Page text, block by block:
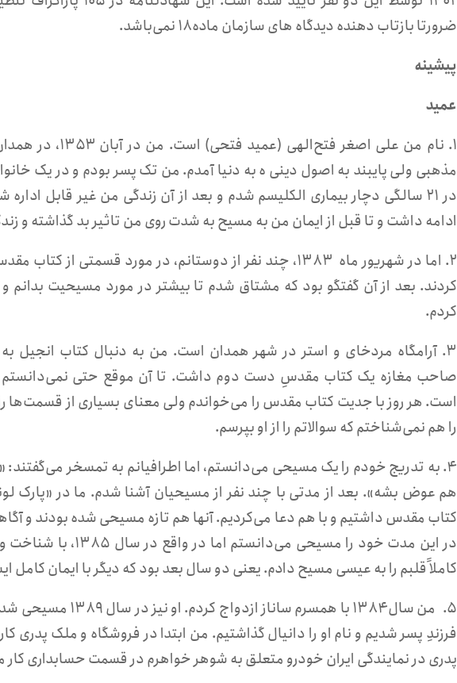
ضرورتا بازتاب دهنده دیدگاه های سازمان ماده۱۸ نمی‌باشد.
پیشینه
عمید
۱. نام من علی اصغر
مذهبی ولی پایبند به اصول دینی ه به دنیا آمدم. من تک پسر بودم و در یک
ادامه داشت و تا قبل از ایمان من به مسیح به شدت روی من تاثیر بد گذاشته و
۲. اما در شهریور ماه ۱۳۸۳، چند نفر از دوستانم، در مورد
کردند. بعد از آن گفتگو بود که مشتاق شدم تا بیشتر در مورد مسیحیت بدانم و
کردم.
۳. آرامگاه مردخای و استر در شهر همدان است. من به دنبال کتاب انجیل به
صاحب مغازه یک کتاب مقدسِ دست دوم داشت. تا آن موقع حتی
است. هر روز با جدیت کتاب مقدس را می‌خواندم ولی معنای بسیاری از
را هم نمی‌شناختم که سوالاتم را از او بپرسم.
۴. به تدریج خودم را یک مسیحی می‌دانستم، اما اطرافیانم به تمسخر
هم عوض بشه». بعد از مدتی با چند نفر از مسیحیان آشنا شدم. ما در «پارک
کتاب مقدس داشتیم و با هم دعا می‌کردیم. آنها هم تازه مسیحی شده بودند و
در این مدت خود را مسیحی
کاملاً قلبم را به عیسی مسیح دادم. یعنی دو سال بعد بود که دیگر با ایمان کامل
۵. من سال ۱۳۸۴ با همسرم
فرزندِ پسر شدیم و نام او را دانیال گذاشتیم. من ابتدا در فروشگاه و ملک
پدری در نمایندگی ایران خودرو متعلق به شوهر خواهرم در قسمت حسابداری کار